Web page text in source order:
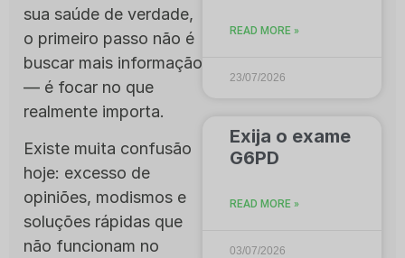
sua saúde de verdade,
o primeiro passo não é
buscar mais informação
— é focar no que
realmente importa.
Existe muita confusão
hoje: excesso de
opiniões, modismos e
soluções rápidas que
não funcionam no
READ MORE »
23/07/2026
Exija o exame
G6PD
READ MORE »
03/07/2026